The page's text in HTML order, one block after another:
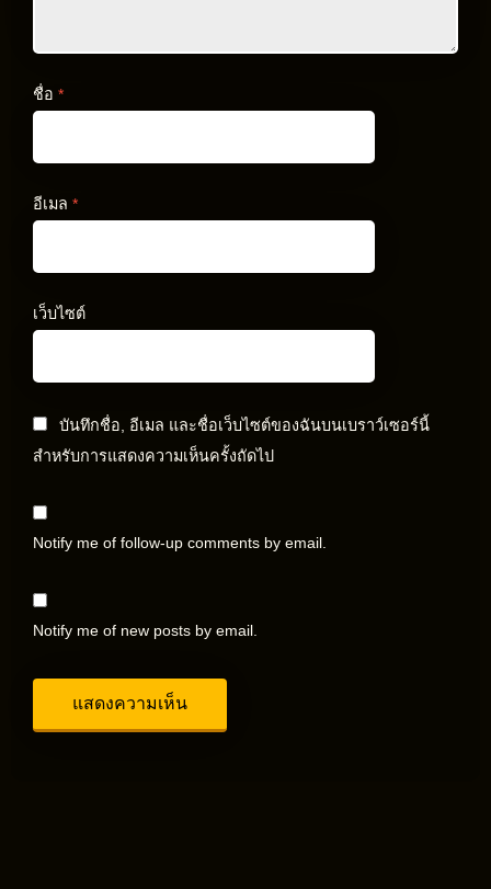
ชื่อ *
อีเมล *
เว็บไซต์
บันทึกชื่อ, อีเมล และชื่อเว็บไซต์ของฉันบนเบราว์เซอร์นี้
สำหรับการแสดงความเห็นครั้งถัดไป
Notify me of follow-up comments by email.
Notify me of new posts by email.